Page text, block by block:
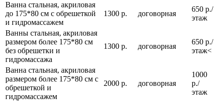
Ванна стальная, акриловая
до 175*80 см с обрешеткой
и гидромассажем
1300 р. договорная
650 р./
этаж
Ванны стальная, акриловая
размером более 175*80 см
без обрешетки и
гидромассажа
1300 р. договорная
650 р./
этаж<
Ванна стальная, акриловая
размером более 175*80 см с
обрешеткой и
гидромассажем
2000 р. договорная
1000
р./
этаж